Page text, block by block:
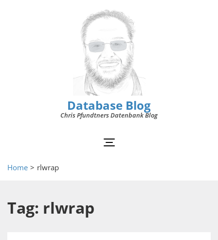
Database Blog
Chris Pfundtners Datenbank Blog
Home > rlwrap
Tag: rlwrap